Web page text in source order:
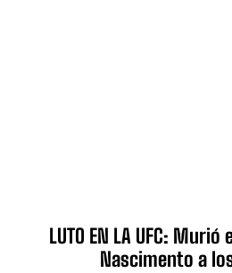
LUTO EN LA UFC:
Nascimento a